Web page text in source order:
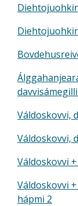
Váldoskovvi,
Váldoskovvi,
Váldoskovvi
Váldoskovvi
hápmi 2